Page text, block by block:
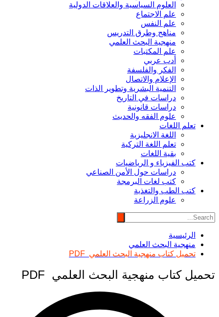
العلوم السياسية والعلاقات الدولية
علم الاجتماع
علم النفس
مناهج وطرق التدريس
منهجية البحث العلمي
علم المكتبات
أدب عربي
الفكر والفلسفة
الإعلام والاتصال
التنمية البشرية وتطوير الذات
دراسات في التاريخ
دراسات قانونية
علوم الفقه والحديث
تعلم اللغات
اللغة الانجليزية
تعلم اللغة التركية
بقية اللغات
كتب الفيزياء و الرياضيات
دراسات حول الأمن الصناعي
كتب لغات البرمجة
كتب الطب والتغذية
علوم الزراعة
الرئيسية
منهجية البحث العلمي
تحميل كتاب منهجية البحث العلمي PDF
تحميل كتاب منهجية البحث العلمي PDF